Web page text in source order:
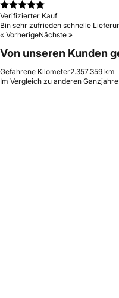
Verifizierter Kauf
Bin sehr zufrieden schnelle
« VorherigeNächste »
Von unseren Kunden
Gefahrene Kilometer2.357.359 km
Im Vergleich zu anderen